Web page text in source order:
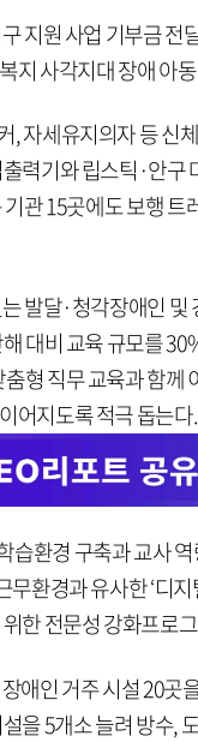
지원 사업 기부금
지 사각지대 장애 아
, 자세유지의자 등 신
력기와 립스틱·안
관 15곳에도 보행
발달·청각장애인
대비 교육 규모를
형 직무 교육과 함께
어지도록 적극 돕는다.
습환경 구축과 교사
무환경과 유사한 ‘디
한 전문성 강화프로
애인 거주 시설 20곳
을 5개소 늘려 방수,